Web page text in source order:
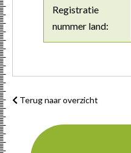
Registratie
nummer land:
Terug naar overzicht